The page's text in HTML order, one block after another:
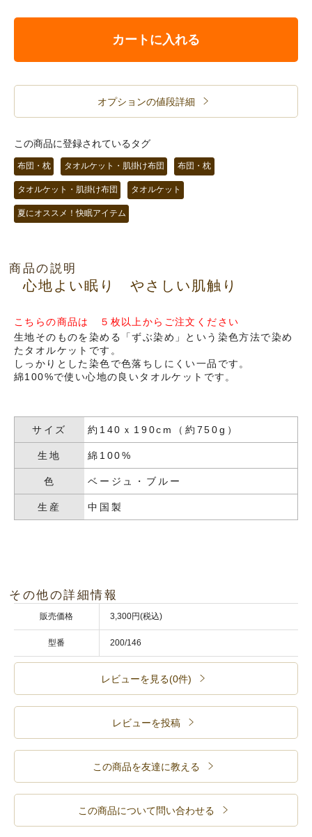
カートに入れる
オプションの値段詳細
この商品に登録されているタグ
布団・枕 タオルケット・肌掛け布団 布団・枕
タオルケット・肌掛け布団 タオルケット
夏にオススメ！快眠アイテム
商品の説明
心地よい眠り やさしい肌触り
こちらの商品は ５枚以上からご注文ください
生地そのものを染める「ずぶ染め」という染色方法で染め
たタオルケットです。
しっかりとした染色で色落ちしにくい一品です。
綿100%で使い心地の良いタオルケットです。
サイズ 約140ｘ190cm（約750g）
生地 綿100%
色 ベージュ・ブルー
生産 中国製
その他の詳細情報
販売価格 3,300円(税込)
型番 200/146
レビューを見る(0件)
レビューを投稿
この商品を友達に教える
この商品について問い合わせる